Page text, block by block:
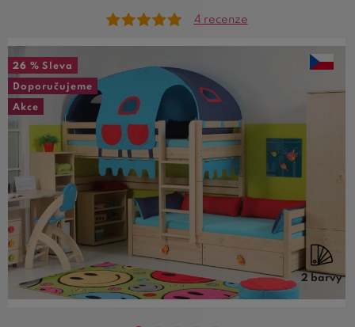
4 recenze
26 % Sleva
Doporučujeme
Akce
2 barvy